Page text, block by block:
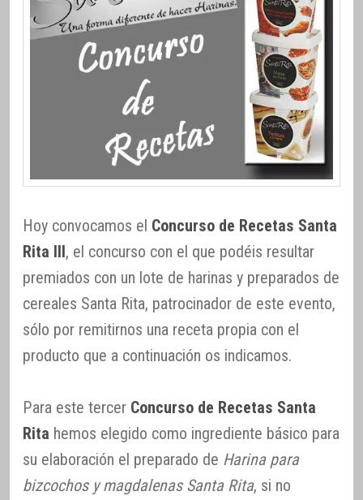
Hoy convocamos el Concurso de Recetas Santa
Rita III, el concurso con el que podéis resultar
premiados con un lote de harinas y preparados de
cereales Santa Rita, patrocinador de este evento,
sólo por remitirnos una receta propia con el
producto que a continuación os indicamos.
Para este tercer Concurso de Recetas Santa
Rita hemos elegido como ingrediente básico para
su elaboración el preparado de Harina para
bizcochos y magdalenas Santa Rita, si no